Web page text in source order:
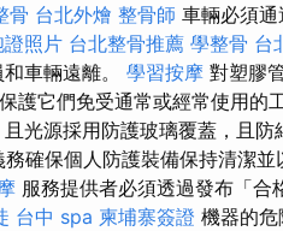
骨 台北外燴 整骨師 車輛必須通
證照片 台北整骨推薦 學整骨 台
車輛遠離。 學習按摩 對塑膠
護它們免受通常或經常使用的
光源採用防護玻璃覆蓋，且防
確保個人防護裝備保持清潔並
服務提供者必須透過發布「合
台中 spa 柬埔寨簽證 機器的危